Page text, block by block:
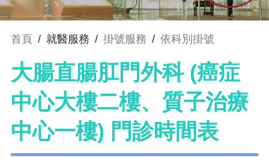
首頁 / 就醫服務 / 掛號服務 / 依科別掛號
大腸直腸肛門外科 (癌症
中心大樓二樓、質子治療
中心一樓) 門診時間表